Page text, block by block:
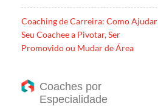
Coaching de Carreira: Como Ajudar
Seu Coachee a Pivotar, Ser
Promovido ou Mudar de Área
Coaches por
Especialidade